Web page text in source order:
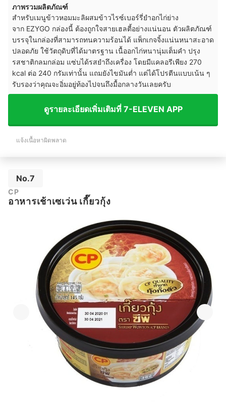
ภาพรวมผลิตภัณฑ์
สำหรับเมนูข้าวหอมมะลิผสมข้าวไรซ์เบอร์รี่ยำอกไก่ย่าง
จาก EZYGO กล่องนี้ ต้องถูกใจสายเฮลตี้อย่างแน่นอน ตัวผลิตภัณฑ์
บรรจุในกล่องที่สามารถทนความร้อนได้ แพ็กเกจจิ้งแน่นหนาสะอาด
ปลอดภัย ใช้วัตถุดิบที่ได้มาตรฐาน เนื้ออกไก่หนานุ่มเต็มคำ ปรุง
รสชาติกลมกล่อม แซ่บได้รสยำถึงเครื่อง โดยมีแคลอรีเพียง 270
kcal ต่อ 240 กรัมเท่านั้น แถมยังไขมันต่ำ แต่ได้โปรตีนแบบเน้น ๆ
รับรองว่าคุณจะอิ่มอยู่ท้องไปจนถึงมื้อกลางวันเลยครับ
ดูรายละเอียดเพิ่มเติมที่ 7-ELEVEN APP
แจ้งเนื้อหาผิดพลาด
No.7
CP
อาหารเช้าเซเว่น เกี๊ยวกุ้ง